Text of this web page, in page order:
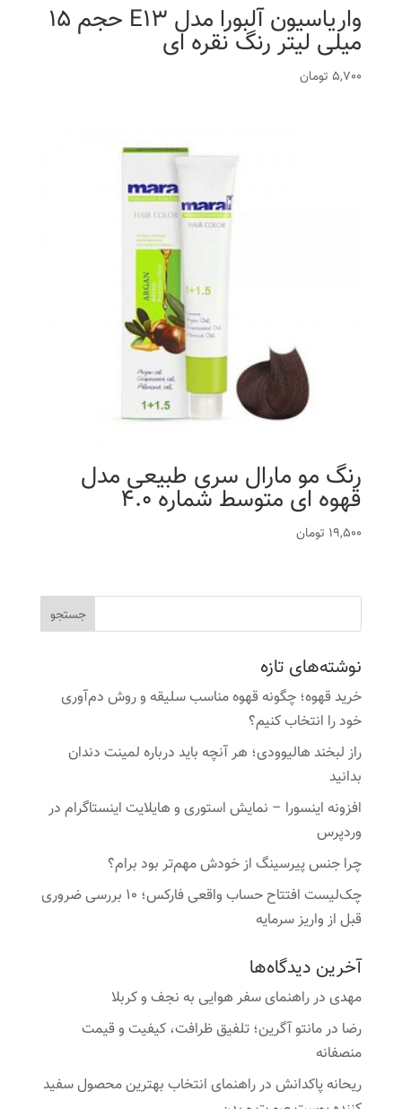
واریاسیون آلبورا مدل E13 حجم 15
میلی لیتر رنگ نقره ای
5,700 تومان
رنگ مو مارال سری طبیعی مدل
قهوه ای متوسط شماره 4.0
19,500 تومان
نوشته‌های تازه
خرید قهوه؛ چگونه قهوه مناسب سلیقه و روش دم‌آوری
خود را انتخاب کنیم؟
راز لبخند هالیوودی؛ هر آنچه باید درباره لمینت دندان
بدانید
افزونه اینسورا – نمایش استوری و هایلایت اینستاگرام در
وردپرس
چرا جنس پیرسینگ از خودش مهم‌تر بود برام؟
چک‌لیست افتتاح حساب واقعی فارکس؛ ۱۰ بررسی ضروری
قبل از واریز سرمایه
آخرین دیدگاه‌ها
مهدیدرراهنمای سفر هوایی به نجف و کربلا
رضا درمانتو آگرین؛ تلفیق ظرافت، کیفیت و قیمت
منصفانه
ریحانه پاکدانشدرراهنمای انتخاب بهترین محصول سفید